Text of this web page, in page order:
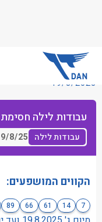
שִׂים
בְּאֲתָר
זֶה
מֻפְעֶלֶת
מַעֲרֶכֶת
נָגִישׁ
הַמְּסַיַּעַת
לִנְגִישׁוּת
הָאֲתָר.
19/8/2025
עבודות לילה חסימת
עבודות לילה 8/25
הקווים המושפעים:
7
14
61
66
89